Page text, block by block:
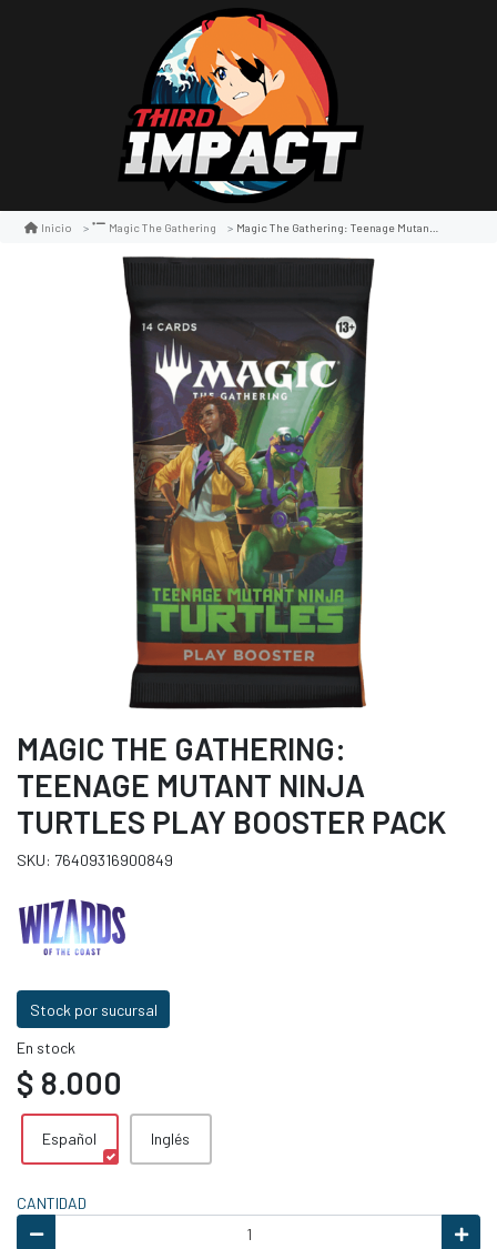
Inicio Magic The Gathering Magic The Gathering: Teenage Mutant Ninja Turtles Play Booster Pack
MAGIC THE GATHERING:
TEENAGE MUTANT NINJA
TURTLES PLAY BOOSTER PACK
SKU: 76409316900849
Stock por sucursal
En stock
$ 8.000
Español Inglés
CANTIDAD